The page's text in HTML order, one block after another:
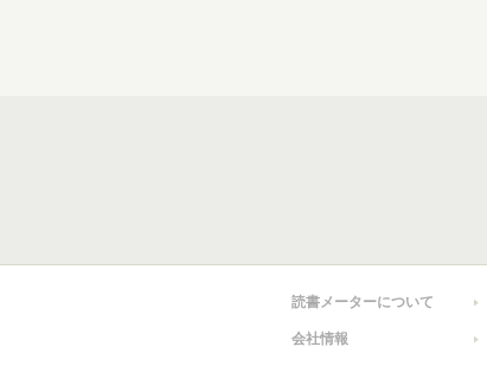
読書メーターについて
会社情報